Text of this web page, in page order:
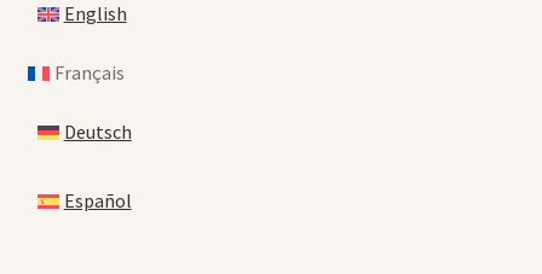
English
Français
Deutsch
Español